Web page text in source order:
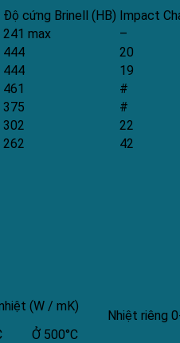
Độ cứng Brinell (HB) Impact
241 max
–
444
20
444
19
461
#
375
#
302
22
262
42
(W / mK)
Nhiệt riêng
Ở 500°C